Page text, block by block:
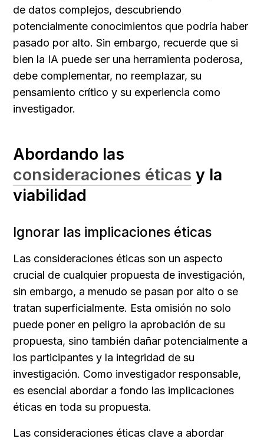
de datos complejos, descubriendo
potencialmente conocimientos que podría haber
pasado por alto. Sin embargo, recuerde que si
bien la IA puede ser una herramienta poderosa,
debe complementar, no reemplazar, su
pensamiento crítico y su experiencia como
investigador.
consideraciones éticas y la
viabilidad
Ignorar las implicaciones éticas
Las consideraciones éticas son un aspecto
crucial de cualquier propuesta de investigación,
sin embargo, a menudo se pasan por alto o se
tratan superficialmente. Esta omisión no solo
puede poner en peligro la aprobación de su
propuesta, sino también dañar potencialmente a
los participantes y la integridad de su
investigación. Como investigador responsable,
es esencial abordar a fondo las implicaciones
éticas en toda su propuesta.
Las consideraciones éticas clave a abordar